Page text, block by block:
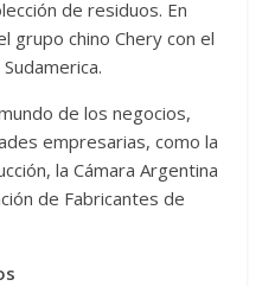
de residuos. En
grupo chino Chery con el
de los negocios,
empresarias, como la
la Cámara Argentina
de Fabricantes de